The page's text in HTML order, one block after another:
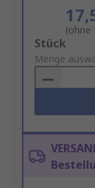
(ohne
Add
to
Basket
Stück
Menge